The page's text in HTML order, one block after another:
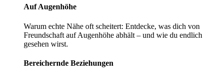
Auf Augenhöhe
Warum echte Nähe oft scheitert: Entdecke, was dich von
Freundschaft auf Augenhöhe abhält – und wie du endlich
gesehen wirst.
Bereichernde­ ­Beziehungen